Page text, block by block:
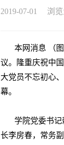
2019-07-01 浏
本网消息 （
议。隆重庆祝中
大党员不忘初心
幕。
学院党委书
长李房春，常务